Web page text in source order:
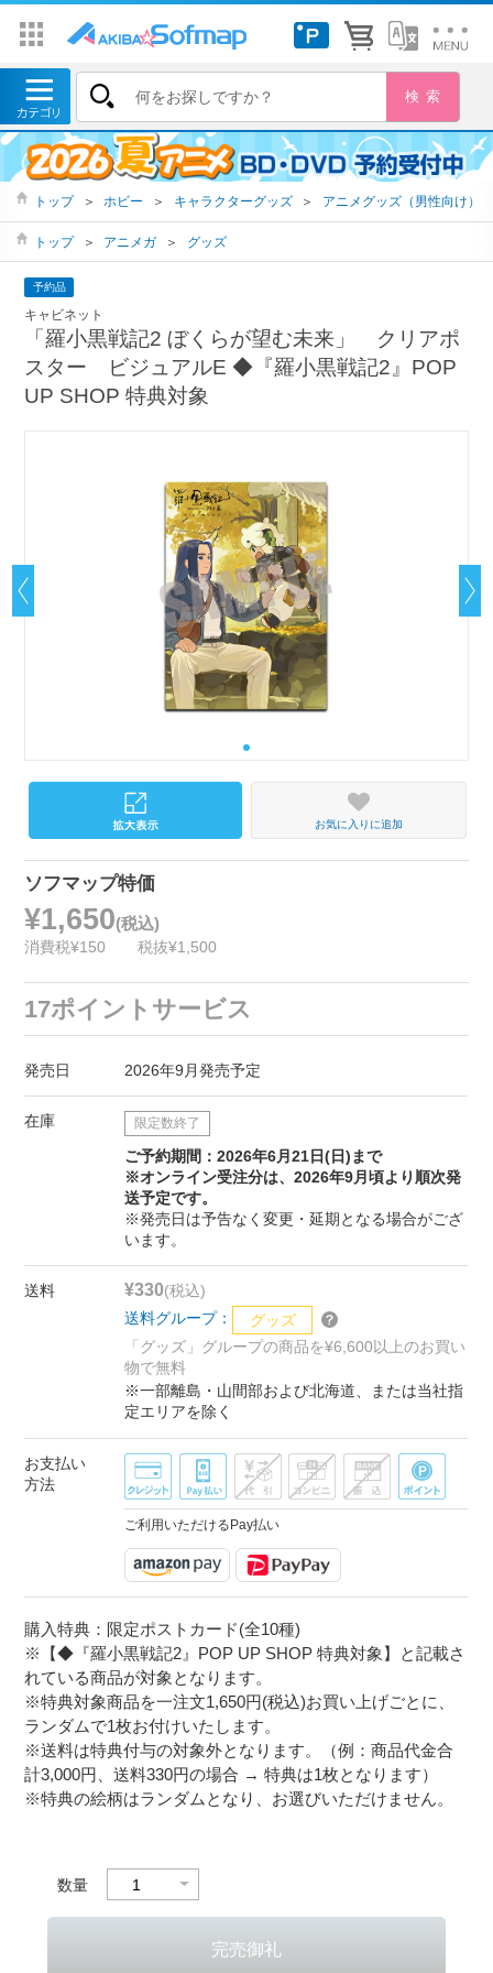
トップ ＞ ホビー ＞ キャラクターグッズ ＞ アニメグッズ（男性向け）
トップ ＞ アニメガ ＞ グッズ
予約品
キャビネット
「羅小黒戦記2 ぼくらが望む未来」 クリアポ
スター ビジュアルE ◆『羅小黒戦記2』POP
UP SHOP 特典対象
お気に入りに追加
ソフマップ特価
¥1,650(税込)
消費税¥150 税抜¥1,500
17ポイントサービス
発売日 2026年9月発売予定
在庫 限定数終了
ご予約期間：2026年6月21日(日)まで
※オンライン受注分は、2026年9月頃より順次発
送予定です。
※発売日は予告なく変更・延期となる場合がござ
います。
送料 ¥330(税込)
送料グループ：
グッズ
「グッズ」グループの商品を¥6,600以上のお買い
物で無料
※一部離島・山間部および北海道、または当社指
定エリアを除く
お支払い
方法
ご利用いただけるPay払い
購入特典：限定ポストカード(全10種)
※【◆『羅小黒戦記2』POP UP SHOP 特典対象】と記載さ
れている商品が対象となります。
※特典対象商品を一注文1,650円(税込)お買い上げごとに、
ランダムで1枚お付けいたします。
※送料は特典付与の対象外となります。（例：商品代金合
計3,000円、送料330円の場合 → 特典は1枚となります）
※特典の絵柄はランダムとなり、お選びいただけません。
数量